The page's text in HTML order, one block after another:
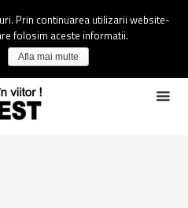
Prin continuarea utilizarii website-
folosim aceste informatii.
Afla mai multe